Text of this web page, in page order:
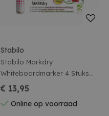
Stabilo
Stabilo Markdry
Whiteboardmarker 4 Stuks
Neon
€ 13,95
Online op voorraad